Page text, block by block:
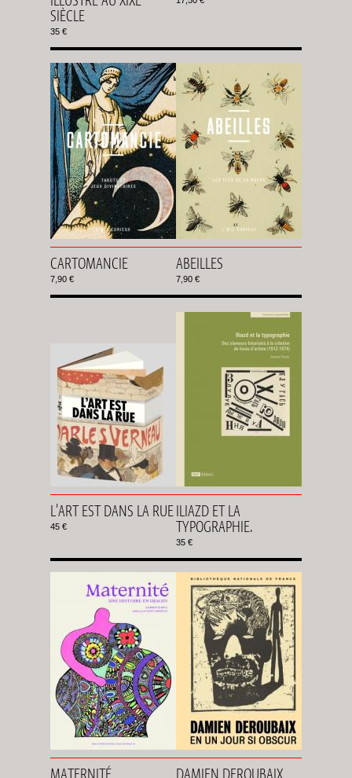
SIÈCLE
35 €
CARTOMANCIE
7,90 €
ABEILLES
7,90 €
L'ART EST DANS LA RUE
45 €
ILIAZD ET LA
TYPOGRAPHIE.
35 €